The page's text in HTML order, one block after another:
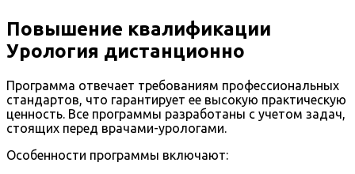
Повышение квалификации
Урология дистанционно
Программа отвечает требованиям профессиональных
стандартов, что гарантирует ее высокую практическую
ценность. Все программы разработаны с учетом задач,
стоящих перед врачами-урологами.
Особенности программы включают: